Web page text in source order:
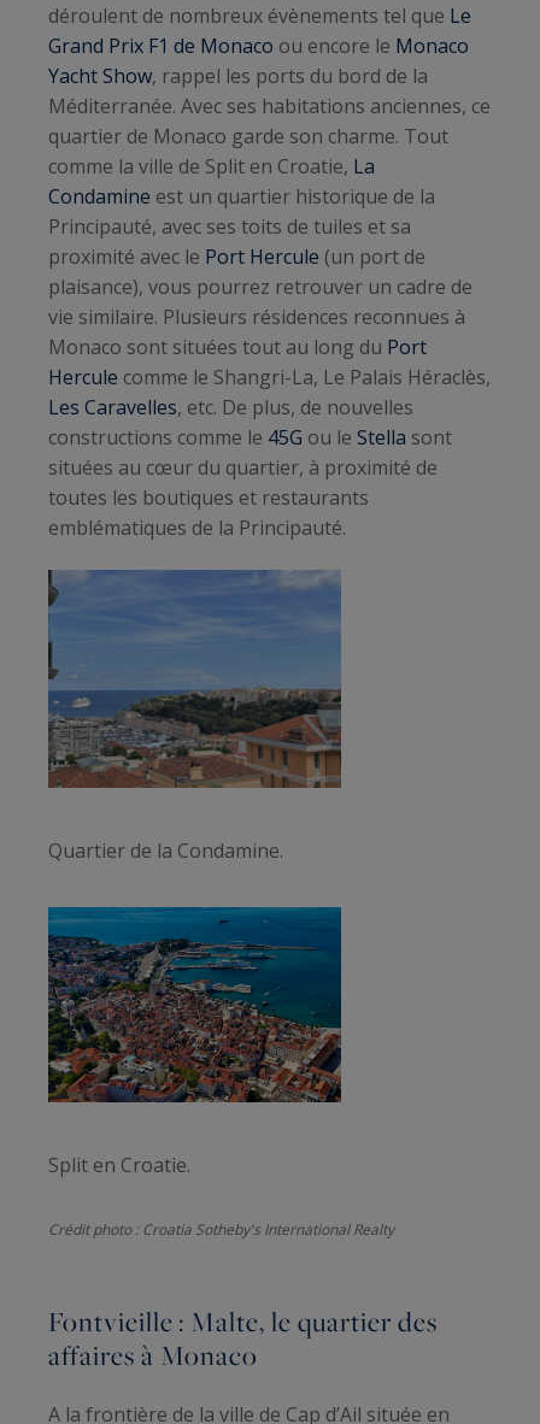
déroulent de nombreux évènements tel que Le
Grand Prix F1 de Monaco ou encore le Monaco
Yacht Show, rappel les ports du bord de la
Méditerranée. Avec ses habitations anciennes, ce
quartier de Monaco garde son charme. Tout
comme la ville de Split en Croatie, La
Condamine est un quartier historique de la
Principauté, avec ses toits de tuiles et sa
proximité avec le Port Hercule (un port de
plaisance), vous pourrez retrouver un cadre de
vie similaire. Plusieurs résidences reconnues à
Monaco sont situées tout au long du Port
Hercule comme le Shangri-La, Le Palais Héraclès,
Les Caravelles, etc. De plus, de nouvelles
constructions comme le 45G ou le Stella sont
situées au cœur du quartier, à proximité de
toutes les boutiques et restaurants
emblématiques de la Principauté.
Quartier de la Condamine.
Split en Croatie.
Crédit photo : Croatia Sotheby's International Realty
Fontvieille : Malte, le quartier des
affaires à Monaco
A la frontière de la ville de Cap d’Ail située en